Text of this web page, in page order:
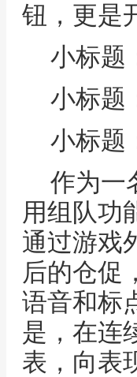
钮，更是
小标题
小标题
小标题
作为一
用组队功
通过游戏
后的仓促
语音和标
是，在连
表，向表